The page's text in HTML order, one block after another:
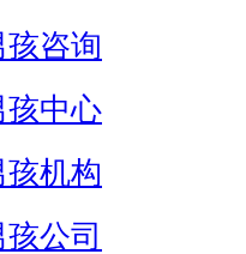
孩咨询
孩中心
孩机构
公司